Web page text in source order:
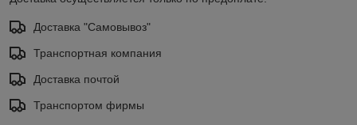
Доставка "Самовывоз"
Транспортная компания
Доставка почтой
Транспортом фирмы